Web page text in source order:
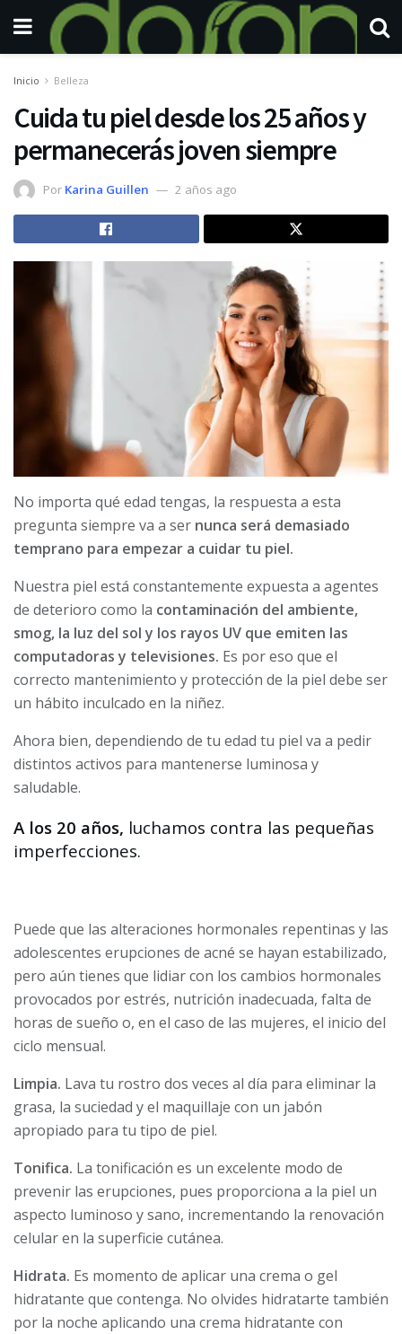
Inicio Belleza
Cuida tu piel desde los 25 años y
permanecerás joven siempre
Por Karina Guillen 2 años ago
No importa qué edad tengas, la respuesta a esta
pregunta siempre va a ser nunca será demasiado
temprano para empezar a cuidar tu piel.
Nuestra piel está constantemente expuesta a agentes
de deterioro como la contaminación del ambiente,
smog, la luz del sol y los rayos UV que emiten las
computadoras y televisiones. Es por eso que el
correcto mantenimiento y protección de la piel debe ser
un hábito inculcado en la niñez.
Ahora bien, dependiendo de tu edad tu piel va a pedir
distintos activos para mantenerse luminosa y
saludable.
A los 20 años, luchamos contra las pequeñas
imperfecciones.
Puede que las alteraciones hormonales repentinas y las
adolescentes erupciones de acné se hayan estabilizado,
pero aún tienes que lidiar con los cambios hormonales
provocados por estrés, nutrición inadecuada, falta de
horas de sueño o, en el caso de las mujeres, el inicio del
ciclo mensual.
Limpia. Lava tu rostro dos veces al día para eliminar la
grasa, la suciedad y el maquillaje con un jabón
apropiado para tu tipo de piel.
Tonifica. La tonificación es un excelente modo de
prevenir las erupciones, pues proporciona a la piel un
aspecto luminoso y sano, incrementando la renovación
celular en la superficie cutánea.
Hidrata. Es momento de aplicar una crema o gel
hidratante que contenga. No olvides hidratarte también
por la noche aplicando una crema hidratante con